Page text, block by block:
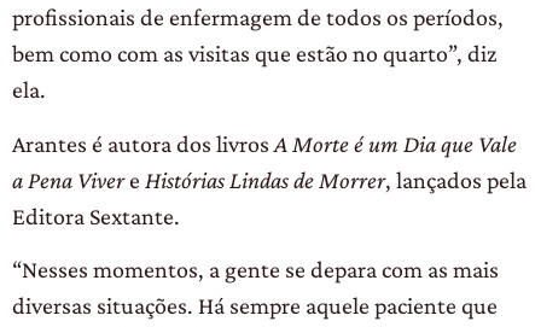
profissionais de enfermagem de todos os períodos,
bem como com as visitas que estão no quarto”, diz
ela.
Arantes é autora dos livros A Morte é um Dia que Vale
a Pena Vivere Histórias Lindas de Morrer, lançados pela
Editora Sextante.
“Nesses momentos, a gente se depara com as mais
diversas situações. Há sempre aquele paciente que